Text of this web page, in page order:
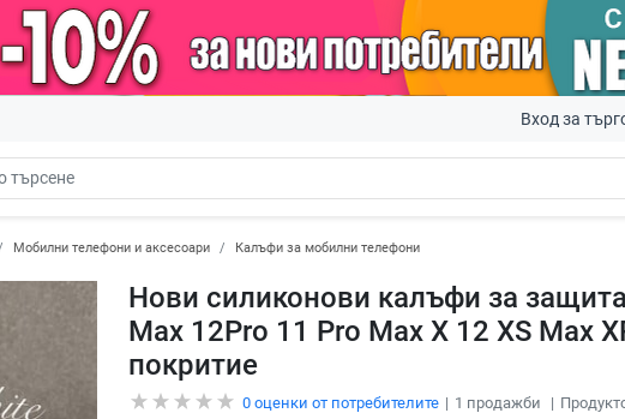
Вход за
Мобилни телефони и аксесоари Калъфи за мобилни телефони
Нови силиконови калъфи за
Max 12Pro 11 Pro Max X 12 XS Max
покритие
0оценки от потребителите 1 продажби